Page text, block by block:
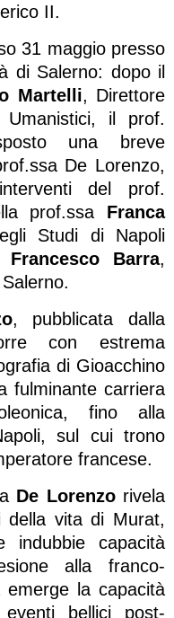
II.
31 maggio presso
di Salerno: dopo il
Martelli, Direttore
il prof.
una breve
De Lorenzo,
del prof.
prof.ssa Franca
Studi di Napoli
Francesco Barra,
, pubblicata dalla
con estrema
di Gioacchino
fulminante carriera
fino alla
sul cui trono
francese.
De Lorenzorivela
della vita di Murat,
indubbie capacità
alla franco-
emerge la capacità
bellici post-